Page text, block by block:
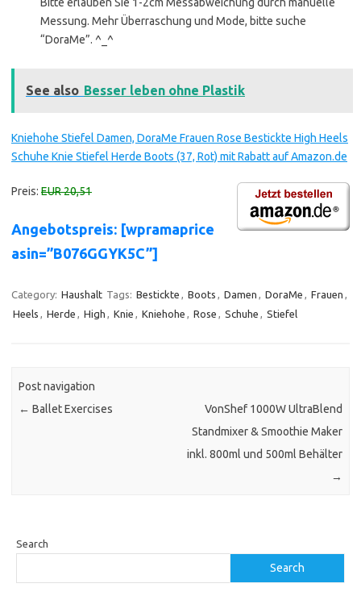
Messung. Mehr Überraschung und Mode, bitte suche
“DoraMe”. ^_^
See also Besser leben ohne Plastik
Kniehohe Stiefel Damen, DoraMe Frauen Rose Bestickte High Heels
Schuhe Knie Stiefel Herde Boots (37, Rot) mit Rabatt auf Amazon.de
Preis: EUR 20,51
Angebotspreis: [wpramaprice
asin=”B076GGYK5C”]
Category: Haushalt Tags: Bestickte , Boots , Damen , DoraMe , Frauen ,
Heels , Herde , High , Knie , Kniehohe , Rose , Schuhe , Stiefel
Post navigation
← Ballet Exercises
VonShef 1000W UltraBlend
Standmixer & Smoothie Maker
inkl. 800ml und 500ml Behälter
→
Search
Search